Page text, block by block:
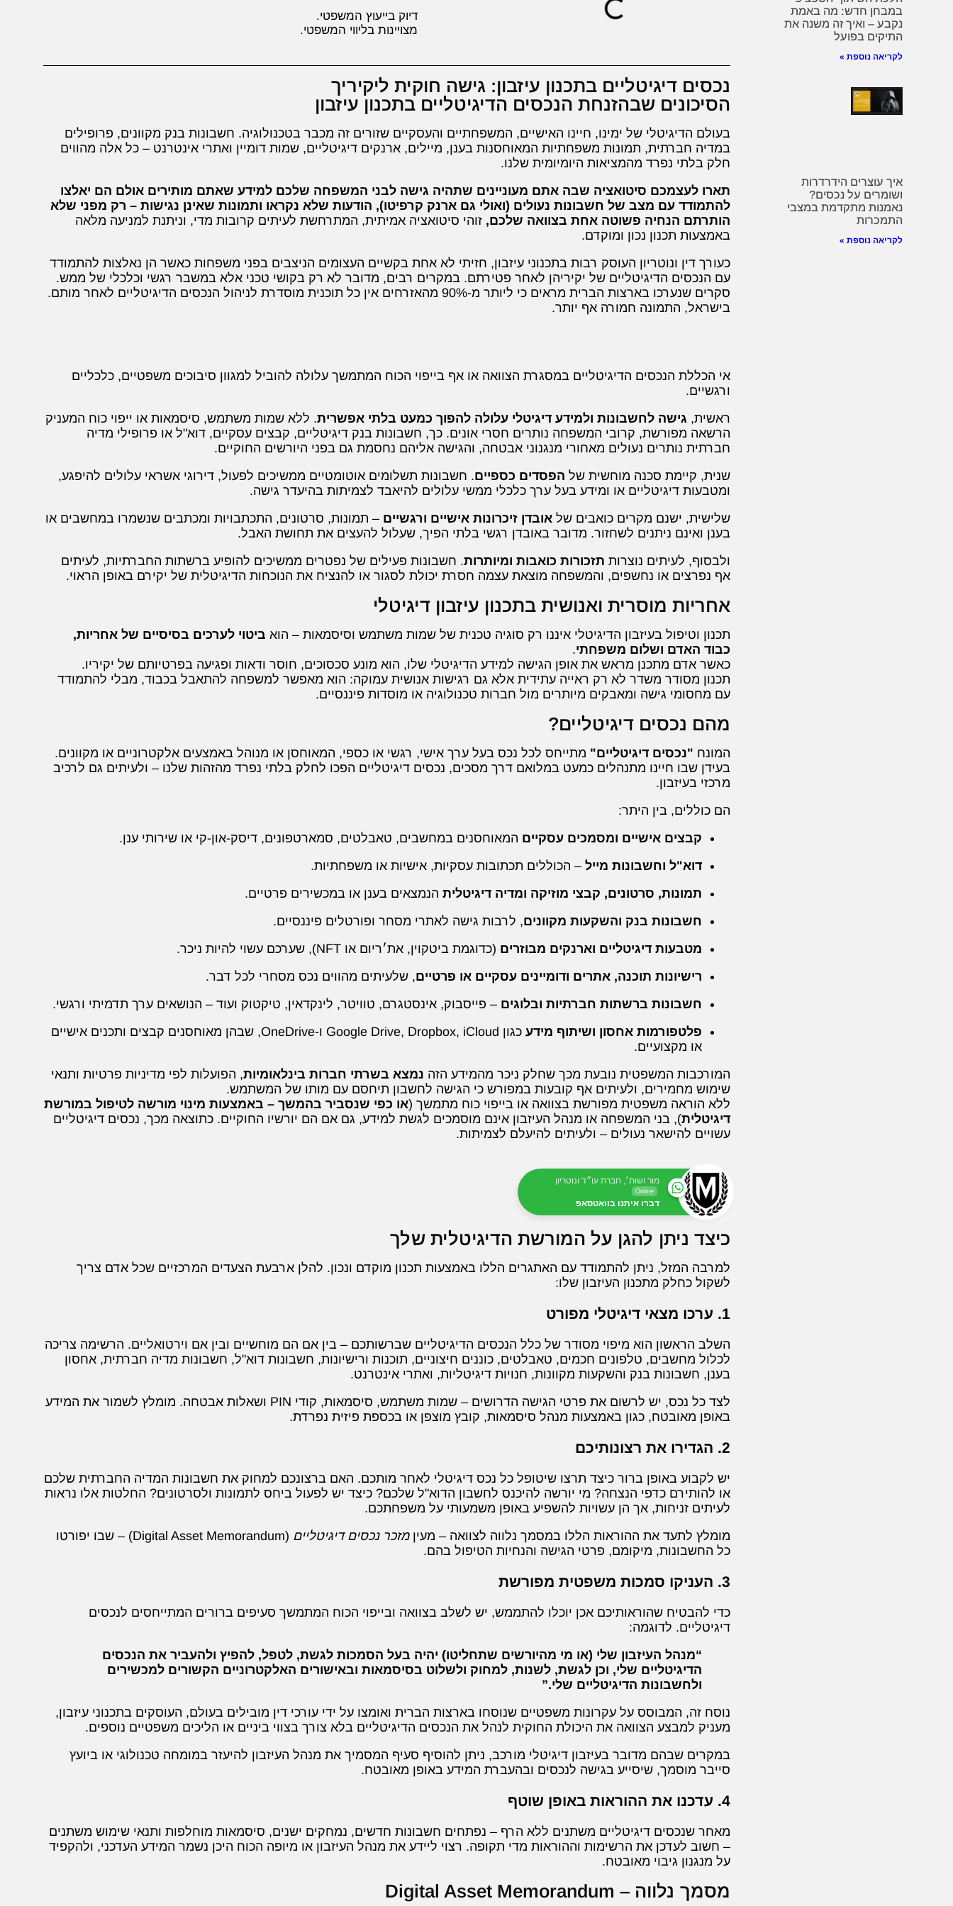
במבחן חדש: מה באמת
נקבע – ואיך זה משנה את
התיקים בפועל
לקריאה נוספת »
איך עוצרים הידרדרות
ושומרים על נכסים?
נאמנות מתקדמת במצבי
התמכרות
לקריאה נוספת »
דיוק בייעוץ המשפטי.
מצויינות בליווי המשפטי.
נכסים דיגיטליים בתכנון עיזבון: גישה חוקית ליקיריך
הסיכונים שבהזנחת הנכסים הדיגיטליים בתכנון עיזבון
בעולם הדיגיטלי של ימינו, חיינו האישיים, המשפחתיים והעסקיים שזורים זה מכבר בטכנולוגיה. חשבונות בנק מקוונים, פרופילים
במדיה חברתית, תמונות משפחתיות המאוחסנות בענן, מיילים, ארנקים דיגיטליים, שמות דומיין ואתרי אינטרנט – כל אלה מהווים
חלק בלתי נפרד מהמציאות היומיומית שלנו.
תארו לעצמכם סיטואציה שבה אתם מעוניינים שתהיה גישה לבני המשפחה שלכם למידע שאתם מותירים אולם הם יאלצו
להתמודד עם מצב של חשבונות נעולים (ואולי גם ארנק קרפיטו), הודעות שלא נקראו ותמונות שאינן נגישות – רק מפני שלא
הותרתם הנחיה פשוטה אחת בצוואה שלכם,זוהי סיטואציה אמיתית, המתרחשת לעיתים קרובות מדי, וניתנת למניעה מלאה
באמצעות תכנון נכון ומוקדם.
כעורך דין ונוטריון העוסק רבות בתכנוני עיזבון, חזיתי לא אחת בקשיים העצומים הניצבים בפני משפחות כאשר הן נאלצות להתמודד
עם הנכסים הדיגיטליים של יקיריהן לאחר פטירתם. במקרים רבים, מדובר לא רק בקושי טכני אלא במשבר רגשי וכלכלי של ממש.
סקרים שנערכו בארצות הברית מראים כי ליותר מ-90% מהאזרחים אין כל תוכנית מוסדרת לניהול הנכסים הדיגיטליים לאחר מותם.
בישראל, התמונה חמורה אף יותר.
אי הכללת הנכסים הדיגיטליים במסגרת הצוואה או אף בייפוי הכוח המתמשך עלולה להוביל למגוון סיבוכים משפטיים, כלכליים
ורגשיים.
ראשית, גישה לחשבונות ולמידע דיגיטלי עלולה להפוך כמעט בלתי אפשרית. ללא שמות משתמש, סיסמאות או ייפוי כוח המעניק
הרשאה מפורשת, קרובי המשפחה נותרים חסרי אונים. כך, חשבונות בנק דיגיטליים, קבצים עסקיים, דוא"ל או פרופילי מדיה
חברתית נותרים נעולים מאחורי מנגנוני אבטחה, והגישה אליהם נחסמת גם בפני היורשים החוקיים.
שנית, קיימת סכנה מוחשית של הפסדים כספיים. חשבונות תשלומים אוטומטיים ממשיכים לפעול, דירוגי אשראי עלולים להיפגע,
ומטבעות דיגיטליים או ומידע בעל ערך כלכלי ממשי עלולים להיאבד לצמיתות בהיעדר גישה.
שלישית, ישנם מקרים כואבים שלאובדן זיכרונות אישיים ורגשיים – תמונות, סרטונים, התכתבויות ומכתבים שנשמרו במחשבים או
בענן ואינם ניתנים לשחזור. מדובר באובדן רגשי בלתי הפיך, שעלול להעצים את תחושת האבל.
ולבסוף, לעיתים נוצרות תזכורות כואבות ומיותרות. חשבונות פעילים של נפטרים ממשיכים להופיע ברשתות החברתיות, לעיתים
אף נפרצים או נחשפים, והמשפחה מוצאת עצמה חסרת יכולת לסגור או להנציח את הנוכחות הדיגיטלית של יקירם באופן הראוי.
אחריות מוסרית ואנושית בתכנון עיזבון דיגיטלי
תכנון וטיפול בעיזבון הדיגיטלי איננו רק סוגיה טכנית של שמות משתמש וסיסמאות – הוא ביטוי לערכים בסיסיים של אחריות,
כבוד האדם ושלום משפחתי.
כאשר אדם מתכנן מראש את אופן הגישה למידע הדיגיטלי שלו, הוא מונע סכסוכים, חוסר ודאות ופגיעה בפרטיותם של יקיריו.
תכנון מסודר משדר לא רק ראייה עתידית אלא גם רגישות אנושית עמוקה: הוא מאפשר למשפחה להתאבל בכבוד, מבלי להתמודד
עם מחסומי גישה ומאבקים מיותרים מול חברות טכנולוגיה או מוסדות פיננסיים.
מהם נכסים דיגיטליים?
המונח "נכסים דיגיטליים" מתייחס לכל נכס בעל ערך אישי, רגשי או כספי, המאוחסן או מנוהל באמצעים אלקטרוניים או מקוונים.
בעידן שבו חיינו מתנהלים כמעט במלואם דרך מסכים, נכסים דיגיטליים הפכו לחלק בלתי נפרד מהזהות שלנו – ולעיתים גם לרכיב
מרכזי בעיזבון.
הם כוללים, בין היתר:
קבצים אישיים ומסמכים עסקיים המאוחסנים במחשבים, טאבלטים, סמארטפונים, דיסק-און-קי או שירותי ענן.
דוא"ל וחשבונות מייל – הכוללים תכתובות עסקיות, אישיות או משפחתיות.
תמונות, סרטונים, קבצי מוזיקה ומדיה דיגיטלית הנמצאים בענן או במכשירים פרטיים.
חשבונות בנק והשקעות מקוונים, לרבות גישה לאתרי מסחר ופורטלים פיננסיים.
מטבעות דיגיטליים וארנקים מבוזרים (כדוגמת ביטקוין, את׳ריום או NFT), שערכם עשוי להיות ניכר.
רישיונות תוכנה, אתרים ודומיינים עסקיים או פרטיים, שלעיתים מהווים נכס מסחרי לכל דבר.
חשבונות ברשתות חברתיות ובלוגים – פייסבוק, אינסטגרם, טוויטר, לינקדאין, טיקטוק ועוד – הנושאים ערך תדמיתי ורגשי.
פלטפורמות אחסון ושיתוף מידע
כגון Google Drive, Dropbox, iCloud ו-OneDrive, שבהן מאוחסנים קבצים ותכנים אישיים
או מקצועיים.
המורכבות המשפטית נובעת מכך שחלק ניכר מהמידע הזה נמצא בשרתי חברות בינלאומיות, הפועלות לפי מדיניות פרטיות ותנאי
שימוש מחמירים, ולעיתים אף קובעות במפורש כי הגישה לחשבון תיחסם עם מותו של המשתמש.
ללא הוראה משפטית מפורשת בצוואה או בייפוי כוח מתמשך (או כפי שנסביר בהמשך – באמצעות מינוי מורשה לטיפול במורשת
דיגיטלית), בני המשפחה או מנהל העיזבון אינם מוסמכים לגשת למידע, גם אם הם יורשיו החוקיים. כתוצאה מכך, נכסים דיגיטליים
עשויים להישאר נעולים – ולעיתים להיעלם לצמיתות.
מור ושות׳, חברת עו״ד ונוטריון
Online
דברו איתנו בוואטסאפ
כיצד ניתן להגן על המורשת הדיגיטלית שלך
למרבה המזל, ניתן להתמודד עם האתגרים הללו באמצעות תכנון מוקדם ונכון. להלן ארבעת הצעדים המרכזיים שכל אדם צריך
לשקול כחלק מתכנון העיזבון שלו:
1. ערכו מצאי דיגיטלי מפורט
השלב הראשון הוא מיפוי מסודר של כלל הנכסים הדיגיטליים שברשותכם – בין אם הם מוחשיים ובין אם וירטואליים. הרשימה צריכה
לכלול מחשבים, טלפונים חכמים, טאבלטים, כוננים חיצוניים, תוכנות ורישיונות, חשבונות דוא"ל, חשבונות מדיה חברתית, אחסון
בענן, חשבונות בנק והשקעות מקוונות, חנויות דיגיטליות, ואתרי אינטרנט.
לצד כל נכס, יש לרשום את פרטי הגישה הדרושים – שמות משתמש, סיסמאות, קודי PIN ושאלות אבטחה. מומלץ לשמור את המידע
באופן מאובטח, כגון באמצעות מנהל סיסמאות, קובץ מוצפן או בכספת פיזית נפרדת.
2. הגדירו את רצונותיכם
יש לקבוע באופן ברור כיצד תרצו שיטופל כל נכס דיגיטלי לאחר מותכם. האם ברצונכם למחוק את חשבונות המדיה החברתית שלכם
או להותירם כדפי הנצחה? מי יורשה להיכנס לחשבון הדוא"ל שלכם? כיצד יש לפעול ביחס לתמונות ולסרטונים? החלטות אלו נראות
לעיתים זניחות, אך הן עשויות להשפיע באופן משמעותי על משפחתכם.
מומלץ לתעד את ההוראות הללו במסמך נלווה לצוואה – מעיןמזכר נכסים דיגיטליים
(Digital Asset Memorandum) – שבו יפורטו
כל החשבונות, מיקומם, פרטי הגישה והנחיות הטיפול בהם.
3. העניקו סמכות משפטית מפורשת
כדי להבטיח שהוראותיכם אכן יוכלו להתממש, יש לשלב בצוואה ובייפוי הכוח המתמשך סעיפים ברורים המתייחסים לנכסים
דיגיטליים. לדוגמה:
“מנהל העיזבון שלי (או מי מהיורשים שתחליטו) יהיה בעל הסמכות לגשת, לטפל, להפיץ ולהעביר את הנכסים
הדיגיטליים שלי, וכן לגשת, לשנות, למחוק ולשלוט בסיסמאות ובאישורים האלקטרוניים הקשורים למכשירים
ולחשבונות הדיגיטליים שלי.”
נוסח זה, המבוסס על עקרונות משפטיים שנוסחו בארצות הברית ואומצו על ידי עורכי דין מובילים בעולם, העוסקים בתכנוני עיזבון,
מעניק למבצע הצוואה את היכולת החוקית לנהל את הנכסים הדיגיטליים בלא צורך בצווי ביניים או הליכים משפטיים נוספים.
במקרים שבהם מדובר בעיזבון דיגיטלי מורכב, ניתן להוסיף סעיף המסמיך את מנהל העיזבון להיעזר במומחה טכנולוגי או ביועץ
סייבר מוסמך, שיסייע בגישה לנכסים ובהעברת המידע באופן מאובטח.
4. עדכנו את ההוראות באופן שוטף
מאחר שנכסים דיגיטליים משתנים ללא הרף – נפתחים חשבונות חדשים, נמחקים ישנים, סיסמאות מוחלפות ותנאי שימוש משתנים
– חשוב לעדכן את הרשימות וההוראות מדי תקופה. רצוי ליידע את מנהל העיזבון או מיופה הכוח היכן נשמר המידע העדכני, ולהקפיד
על מנגנון גיבוי מאובטח.
מסמך נלווה – Digital Asset Memorandum